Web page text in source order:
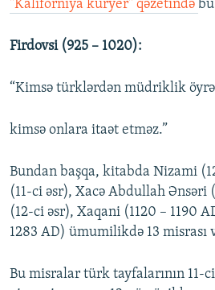
"Kaliforniya kuryer" qəzetində
Firdovsi (925 – 1020):
“Kimsə türklərdən müdriklik
kimsə onlara itaət etməz.”
Bundan başqa, kitabda Nizami
(11-ci əsr), Xacə Abdullah Ənsəri
(12-ci əsr), Xaqani (1120 – 1190
1283 AD) ümumilikdə 13 misrası
Bu misralar türk tayfalarının 11-